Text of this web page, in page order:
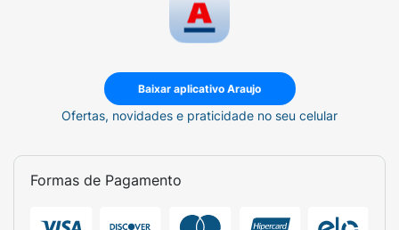
Baixar aplicativo Araujo
Ofertas, novidades e praticidade no seu celular
Formas de Pagamento